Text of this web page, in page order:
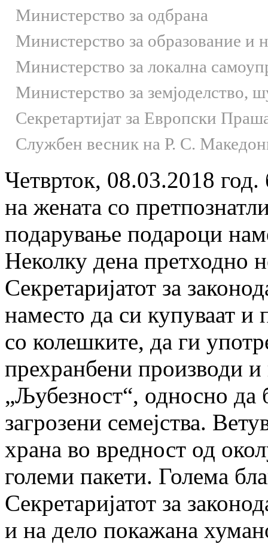
Министерство за одбрана
Министерство за образование и
Министерство за локална
Министерство за земјоделство,
Секретартијат за Европски
Службен весник на Р. С.
Четврток, 08.03.2018
на жената со
подарување подароци
Неколку дена претходно
Секретаријатот за
наместо да си купуваат и
со колешките, да ги
прехранбени производи и
„Љубезност“, односно да
загрозени семејства.
храна во вредност од
големи пакети. Голема
Секретаријатот за
и на дело покажана